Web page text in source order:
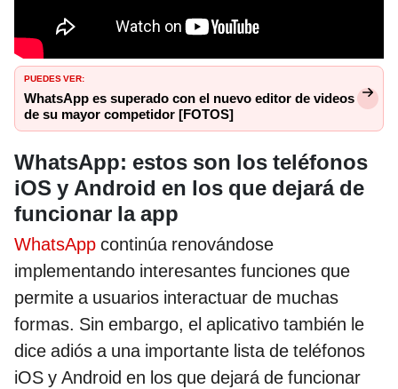
PUEDES VER:
WhatsApp es superado con el nuevo editor de videos
de su mayor competidor [FOTOS]
WhatsApp: estos son los teléfonos
iOS y Android en los que dejará de
funcionar la app
WhatsApp continúa renovándose
implementando interesantes funciones que
permite a usuarios interactuar de muchas
formas. Sin embargo, el aplicativo también le
dice adiós a una importante lista de teléfonos
iOS y Android en los que dejará de funcionar